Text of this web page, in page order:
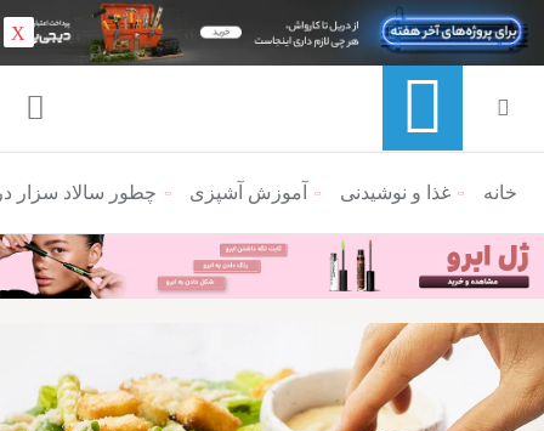
منوی ناوبری خرده نان
خانه غذا و نوشیدنی آموزش آشپزی چطور سالاد سزار
X